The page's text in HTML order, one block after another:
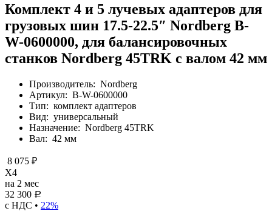
Комплект 4 и 5 лучевых адаптеров для
грузовых шин 17.5-22.5″ Nordberg B-
W-0600000, для балансировочных
станков Nordberg 45TRK с валом 42 мм
Производитель: Nordberg
Артикул: B-W-0600000
Тип: комплект адаптеров
Вид: универсальный
Назначение: Nordberg 45TRK
Вал: 42 мм
8 075 ₽
X4
на 2 мес
32 300 Р
с НДС • 22%